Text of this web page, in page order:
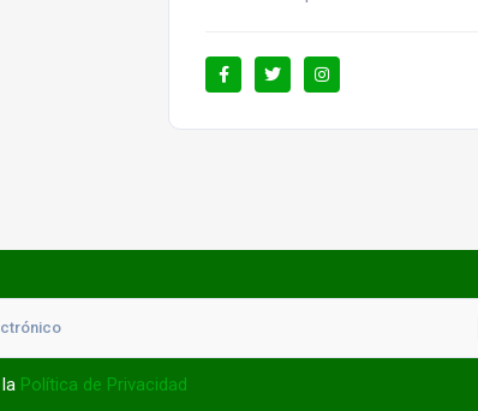
Política de Privacidad